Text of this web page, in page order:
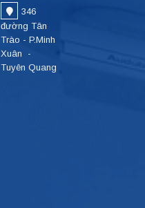
346
đường Tân
Trào - P.Minh
Xuân -
Tuyên Quang